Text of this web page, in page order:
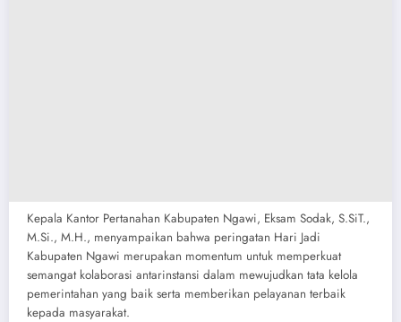
Kepala Kantor Pertanahan Kabupaten Ngawi, Eksam Sodak, S.SiT.,
M.Si., M.H., menyampaikan bahwa peringatan Hari Jadi
Kabupaten Ngawi merupakan momentum untuk memperkuat
semangat kolaborasi antarinstansi dalam mewujudkan tata kelola
pemerintahan yang baik serta memberikan pelayanan terbaik
kepada masyarakat.